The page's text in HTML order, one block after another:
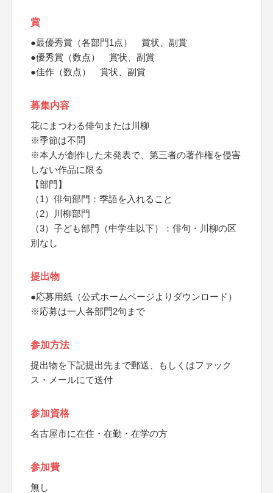
賞
●最優秀賞（各部門1点） 賞状、副賞
●優秀賞（数点） 賞状、副賞
●佳作（数点） 賞状、副賞
募集内容
花にまつわる俳句または川柳
※季節は不問
※本人が創作した未発表で、第三者の著作権を侵害
しない作品に限る
【部門】
（1）俳句部門：季語を入れること
（2）川柳部門
（3）子ども部門（中学生以下）：俳句・川柳の区
別なし
提出物
●応募用紙（公式ホームページよりダウンロード）
※応募は一人各部門2句まで
参加方法
提出物を下記提出先まで郵送、もしくはファック
ス・メールにて送付
参加資格
名古屋市に在住・在勤・在学の方
参加費
無し